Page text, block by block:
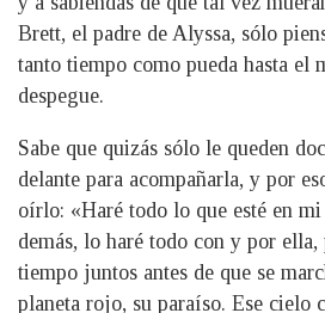
Brett, el padre de Alyssa, sólo
tanto tiempo como pueda hasta el
despegue.
Sabe que quizás sólo le queden
delante para acompañarla, y por
oírlo: «Haré todo lo que esté en
demás, lo haré todo con y por ella,
tiempo juntos antes de que se
planeta rojo, su paraíso. Ese cielo